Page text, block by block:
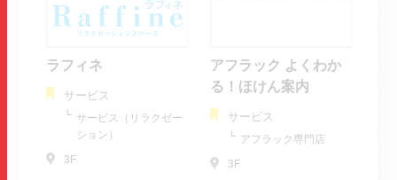
ラフィネ
サービス
サービス（リラクゼー
ション）
3F
アフラック よくわか
る！ほけん案内
サービス
アフラック専門店
3F